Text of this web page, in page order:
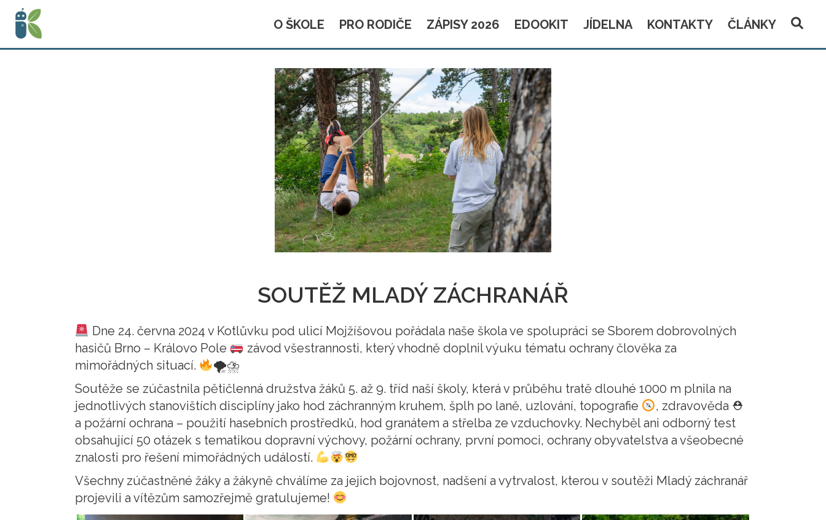
O ŠKOLE PRO RODIČE ZÁPISY 2026 EDOOKIT JÍDELNA KONTAKTY ČLÁNKY
SOUTĚŽ MLADÝ ZÁCHRANÁŘ
Dne 24. června 2024 v Kotlůvku pod ulicí Mojžíšovou pořádala naše škola ve spolupráci se Sborem dobrovolných
hasičů Brno – Královo Pole
závod všestrannosti, který vhodně doplnil výuku tématu ochrany člověka za
mimořádných situací.
🌪⛈
Soutěže se zúčastnila pětičlenná družstva žáků 5. až 9. tříd naší školy, která v průběhu tratě dlouhé 1000 m plnila na
jednotlivých stanovištích disciplíny jako hod záchranným kruhem, šplh po laně, uzlování, topografie
, zdravověda ⛑
a požární ochrana – použití hasebních prostředků, hod granátem a střelba ze vzduchovky. Nechyběl ani odborný test
obsahující 50 otázek s tematikou dopravní výchovy, požární ochrany, první pomoci, ochrany obyvatelstva a všeobecné
znalosti pro řešení mimořádných událostí.
Všechny zúčastněné žáky a žákyně chválíme za jejich bojovnost, nadšení a vytrvalost, kterou v soutěži Mladý záchranář
projevili a vítězům samozřejmě gratulujeme!